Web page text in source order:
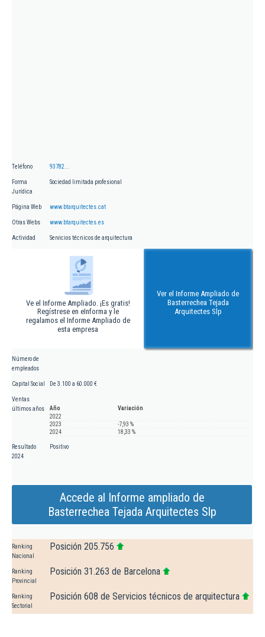
Teléfono 93782...
Forma
Jurídica
Sociedad limitada profesional
Página Web www.btarquitectes.cat
Otras Webs www.btarquitectes.es
Actividad Servicios técnicos de arquitectura
Ve el Informe Ampliado. ¡Es gratis!
Regístrese en eInforma y le
regalamos el Informe Ampliado de
esta empresa
Ver el Informe Ampliado de
Basterrechea Tejada
Arquitectes Slp
Número de
empleados
Capital Social De 3.100 a 60.000 €
Ventas
últimos años
Año
Variación
2022
2023
-7,93 %
2024
18,33 %
Resultado
2024
Positivo
Accede al Informe ampliado de
Basterrechea Tejada Arquitectes Slp
Ranking
Nacional
Posición 205.756
Ranking
Provincial
Posición 31.263 de Barcelona
Ranking
Sectorial
Posición 608 de Servicios técnicos de arquitectura